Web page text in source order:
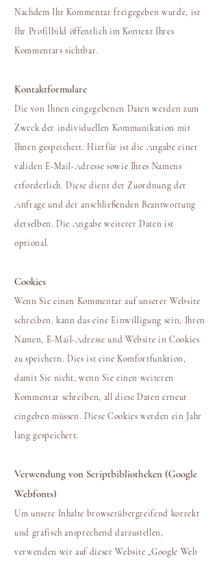
Nachdem Ihr Kommentar freigegeben wurde, ist
Ihr Profilbild öffentlich im Kontext Ihres
Kommentars sichtbar.
Kontaktformulare
Die von Ihnen eingegebenen Daten werden zum
Zweck der individuellen Kommunikation mit
Ihnen gespeichert. Hierfür ist die Angabe einer
validen E-Mail-Adresse sowie Ihres Namens
erforderlich. Diese dient der Zuordnung der
Anfrage und der anschließenden Beantwortung
derselben. Die Angabe weiterer Daten ist
optional.
Cookies
Wenn Sie einen Kommentar auf unserer Website
schreiben, kann das eine Einwilligung sein, Ihren
Namen, E-Mail-Adresse und Website in Cookies
zu speichern. Dies ist eine Komfortfunktion,
damit Sie nicht, wenn Sie einen weiteren
Kommentar schreiben, all diese Daten erneut
eingeben müssen. Diese Cookies werden ein Jahr
lang gespeichert.
Verwendung von Scriptbibliotheken (Google
Webfonts)
Um unsere Inhalte browserübergreifend korrekt
und grafisch ansprechend darzustellen,
verwenden wir auf dieser Website „Google Web